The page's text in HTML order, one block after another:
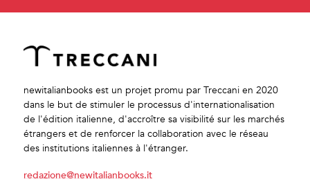
newitalianbooks est un projet promu par Treccani en 2020
dans le but de stimuler le processus d'internationalisation
de l'édition italienne, d'accroître sa visibilité sur les marchés
étrangers et de renforcer la collaboration avec le réseau
des institutions italiennes à l'étranger.
redazione@newitalianbooks.it